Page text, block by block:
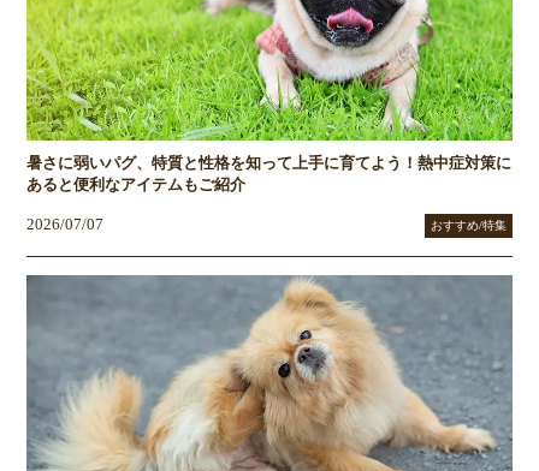
暑さに弱いパグ、特質と性格を知って上手に育てよう！熱中症対策に
あると便利なアイテムもご紹介
2026/07/07 おすすめ/特集